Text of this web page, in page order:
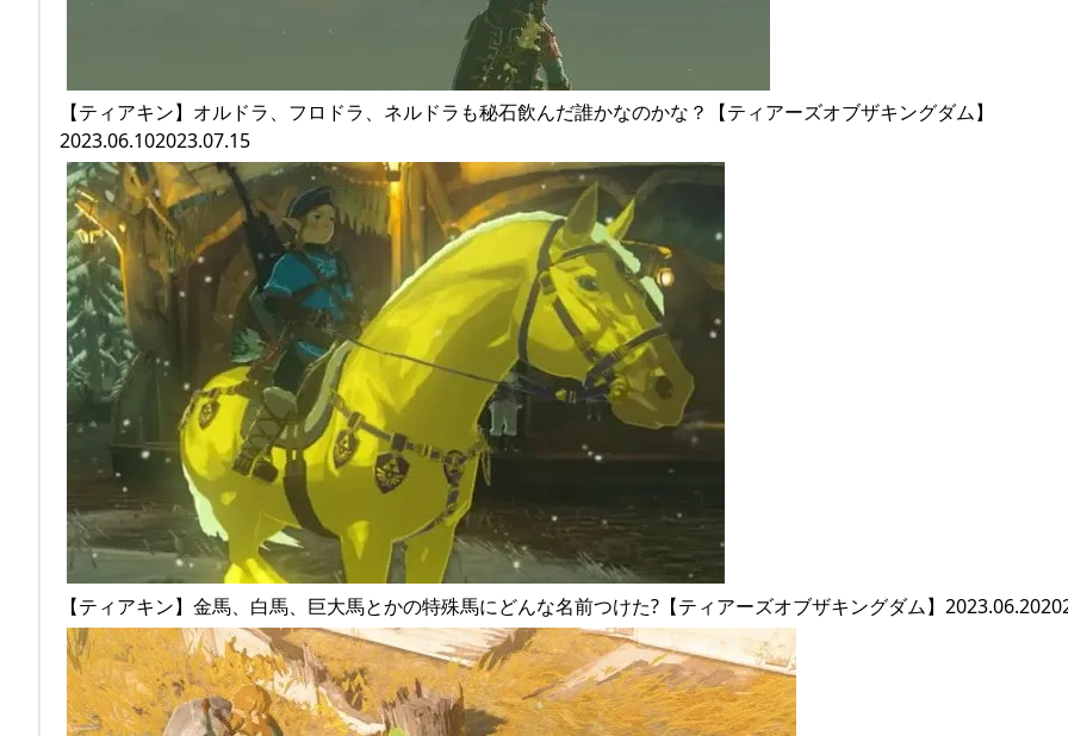
【ティアキン】オルドラ、フロドラ、ネルドラも秘石飲んだ誰かなのかな？【ティアーズオブザキングダム】
2023.06.102023.07.15
【ティアキン】金馬、白馬、巨大馬とかの特殊馬にどんな名前つけた?【ティアーズオブザキングダム】